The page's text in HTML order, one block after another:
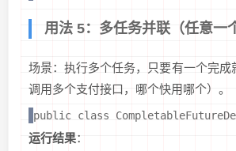
用法 5：多任务并联（任意一
场景：执行多个任务，只要有一个完成
调用多个支付接口，哪个快用哪个）。
public class
运行结果：